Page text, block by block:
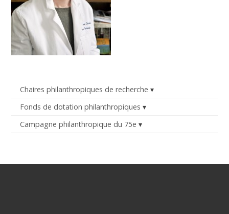
Chaires philanthropiques de recherche
Fonds de dotation philanthropiques
Campagne philanthropique du 75e